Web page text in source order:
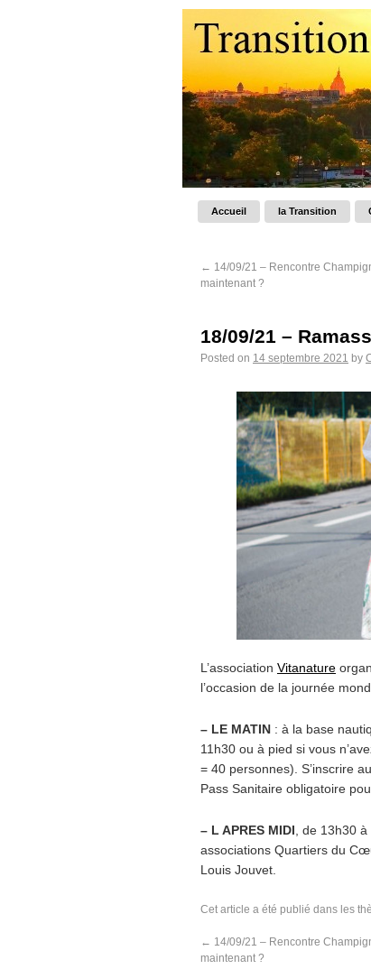
Accueil la Transition
← 14/09/21 – Rencontre
maintenant ?
18/09/21 –
Posted on 14 septembre 2021 by
L’association Vitanature
l’occasion de la journée
– LE MATIN : à la base
11h30 ou à pied si vous
= 40 personnes). S’inscrire
Pass Sanitaire obligatoire
– L APRES MIDI , de 13h30
associations Quartiers du
Louis Jouvet.
Cet article a été publié dans les
← 14/09/21 – Rencontre
maintenant ?